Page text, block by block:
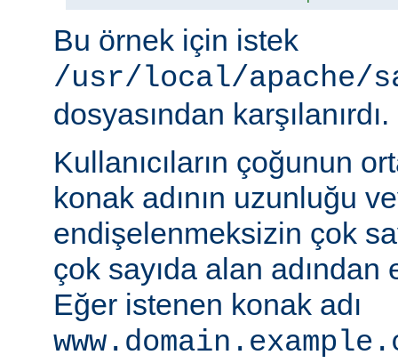
Bu örnek için istek
/usr/local/apache/
dosyasından karşılanırdı.
Kullanıcıların çoğunun
konak adının uzunluğu
endişelenmeksizin çok
çok sayıda alan
Eğer istenen konak adı